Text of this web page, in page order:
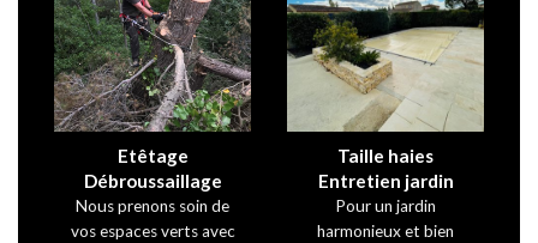
Etêtage
Débroussaillage
Nous prenons soin de
vos espaces verts avec
Taille haies
Entretien jardin
Pour un jardin
harmonieux et bien